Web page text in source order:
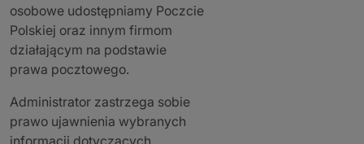
osobowe udostępniamy Poczcie
Polskiej oraz innym firmom
działającym na podstawie
prawa pocztowego.
Administrator zastrzega sobie
prawo ujawnienia wybranych
informacji dotyczących